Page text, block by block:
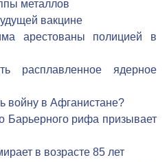
металлов
вакцине
арестованы полицией в
расплавленное ядерное
войну в Афганистане?
Барьерного рифа призывает
в возрасте 85 лет